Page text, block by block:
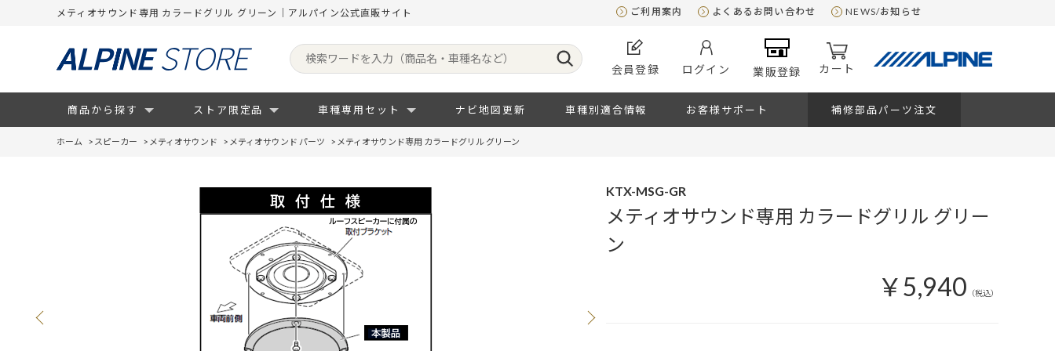
メティオサウンド専用 カラードグリル グリーン｜アルパイン公式直販サイト ご利用案内 よくあるお問い合わせ NEWS/お知らせ
会員登録 ログイン 業販登録 カート
商品から探す ストア限定品 車種専用セット ナビ地図更新 車種別適合情報 お客様サポート 補修部品パーツ注文
ホーム > スピーカー > メティオサウンド > メティオサウンド パーツ > メティオサウンド専用 カラードグリル グリーン
KTX-MSG-GR
メティオサウンド専用 カラードグリル グリー
ン
￥5,940 （税込）